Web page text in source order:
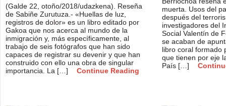
(Galde 22, otoño/2018/udazkena). Reseña
de Sabiñe Zurutuza.- «Huellas de luz,
registros de dolor» es un libro editado por
Gakoa que nos acerca al mundo de la
inmigración y, más específicamente, al
trabajo de seis fotógrafos que han sido
capaces de registrar su devenir y que han
construido con ello una obra de singular
importancia. La […]
Continue Reading
muerta. Usos del
después del
investigadores del
Social Valentín de
se acaban de
libro coral formado
que tienen por eje
País […]